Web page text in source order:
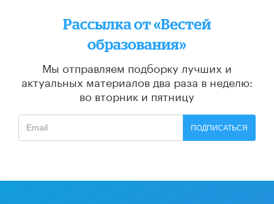
Рассылка от «Вестей
образования»
Мы отправляем подборку лучших и
актуальных материалов два раза в неделю:
во вторник и пятницу
ПОДПИСАТЬСЯ